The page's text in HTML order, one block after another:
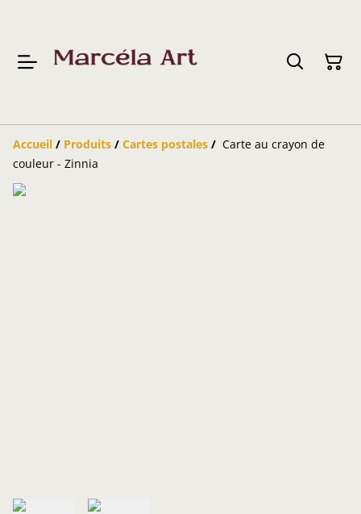
Accueil / Produits / Cartes postales / Carte au crayon de
couleur - Zinnia